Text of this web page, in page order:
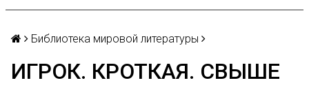
Библиотека мировой литературы
ИГРОК. КРОТКАЯ. СВЫШЕ